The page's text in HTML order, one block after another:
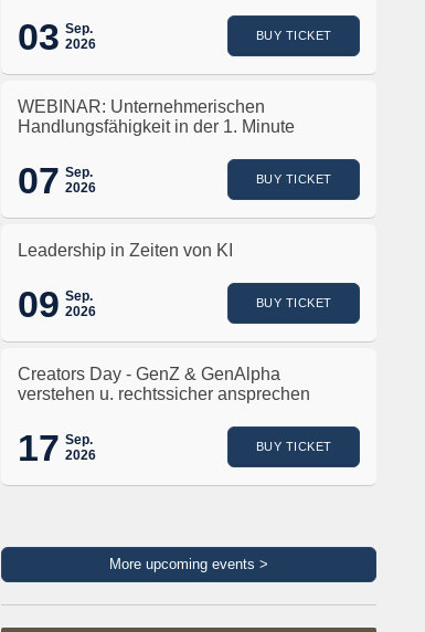
03 Sep.
2026
BUY TICKET
WEBINAR: Unternehmerischen
Handlungsfähigkeit in der 1. Minute
07 Sep.
2026
BUY TICKET
Leadership in Zeiten von KI
09 Sep.
2026
BUY TICKET
Creators Day - GenZ & GenAlpha
verstehen u. rechtssicher ansprechen
17 Sep.
2026
BUY TICKET
More upcoming events >